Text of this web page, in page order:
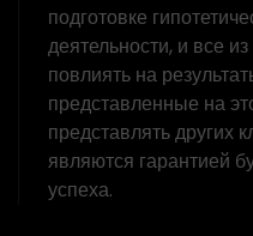
подготовке
деятельности, и все
повлиять на
представленные на
представлять других
являются гарантией
успеха.